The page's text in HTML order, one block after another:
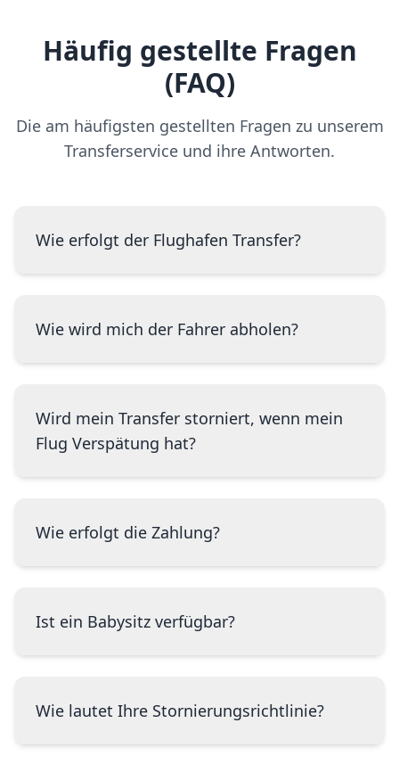
Häufig gestellte Fragen
(FAQ)
Die am häufigsten gestellten Fragen zu unserem
Transferservice und ihre Antworten.
Wie erfolgt der Flughafen Transfer?
Wie wird mich der Fahrer abholen?
Wird mein Transfer storniert, wenn mein
Flug Verspätung hat?
Wie erfolgt die Zahlung?
Ist ein Babysitz verfügbar?
Wie lautet Ihre Stornierungsrichtlinie?